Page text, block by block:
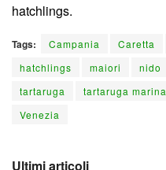
hatchlings.
Tags: Campania Caretta
hatchlings
maiori nido
tartaruga
tartaruga marina
Venezia
Ultimi articoli